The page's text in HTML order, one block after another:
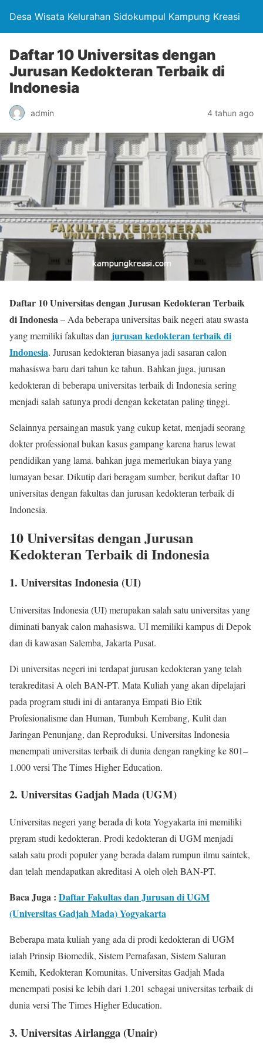
Desa Wisata Kelurahan Sidokumpul Kampung Kreasi
Daftar 10 Universitas dengan
Jurusan Kedokteran Terbaik di
Indonesia
admin 4 tahun ago
Daftar 10 Universitas dengan Jurusan Kedokteran Terbaik
di Indonesia– Ada beberapa universitas baik negeri atau swasta
yang memiliki fakultas dan jurusan kedokteran terbaik di
Indonesia. Jurusan kedokteran biasanya jadi sasaran calon
mahasiswa baru dari tahun ke tahun. Bahkan juga, jurusan
kedokteran di beberapa universitas terbaik di Indonesia sering
menjadi salah satunya prodi dengan keketatan paling tinggi.
Selainnya persaingan masuk yang cukup ketat, menjadi seorang
dokter professional bukan kasus gampang karena harus lewat
pendidikan yang lama. bahkan juga memerlukan biaya yang
lumayan besar. Dikutip dari beragam sumber, berikut daftar 10
universitas dengan fakultas dan jurusan kedokteran terbaik di
Indonesia.
10 Universitas dengan Jurusan
Kedokteran Terbaik di Indonesia
1. Universitas Indonesia (UI)
Universitas Indonesia (UI) merupakan salah satu universitas yang
diminati banyak calon mahasiswa. UI memiliki kampus di Depok
dan di kawasan Salemba, Jakarta Pusat.
Di universitas negeri ini terdapat jurusan kedokteran yang telah
terakreditasi A oleh BAN-PT. Mata Kuliah yang akan dipelajari
pada program studi ini di antaranya Empati Bio Etik
Profesionalisme dan Human, Tumbuh Kembang, Kulit dan
Jaringan Penunjang, dan Reproduksi. Universitas Indonesia
menempati universitas terbaik di dunia dengan rangking ke 801–
1.000 versi The Times Higher Education.
2. Universitas Gadjah Mada (UGM)
Universitas negeri yang berada di kota Yogyakarta ini memiliki
prgram studi kedokteran. Prodi kedokteran di UGM menjadi
salah satu prodi populer yang berada dalam rumpun ilmu saintek,
dan telah mendapatkan akreditasi A oleh oleh BAN-PT.
Baca Juga : Daftar Fakultas dan Jurusan di UGM
(Universitas Gadjah Mada) Yogyakarta
Beberapa mata kuliah yang ada di prodi kedokteran di UGM
ialah Prinsip Biomedik, Sistem Pernafasan, Sistem Saluran
Kemih, Kedokteran Komunitas. Universitas Gadjah Mada
menempati posisi ke lebih dari 1.201 sebagai universitas terbaik di
dunia versi The Times Higher Education.
3. Universitas Airlangga (Unair)